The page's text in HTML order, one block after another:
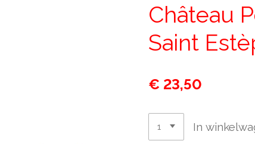
Château
Saint
€ 23,50
In